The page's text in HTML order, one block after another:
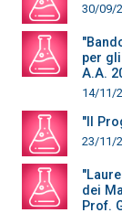
30/09/
per
A.A.
14/11/
"Il
23/11/
dei
Prof.